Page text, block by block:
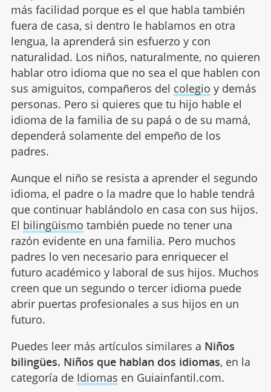
más facilidad porque es el que habla también
fuera de casa, si dentro le hablamos en otra
lengua, la aprenderá sin esfuerzo y con
naturalidad. Los niños, naturalmente, no quieren
hablar otro idioma que no sea el que hablen con
sus amiguitos, compañeros del colegio y demás
personas. Pero si quieres que tu hijo hable el
idioma de la familia de su papá o de su mamá,
dependerá solamente del empeño de los
padres.
Aunque el niño se resista a aprender el segundo
idioma, el padre o la madre que lo hable tendrá
que continuar hablándolo en casa con sus hijos.
El bilingüismo también puede no tener una
razón evidente en una familia. Pero muchos
padres lo ven necesario para enriquecer el
futuro académico y laboral de sus hijos. Muchos
creen que un segundo o tercer idioma puede
abrir puertas profesionales a sus hijos en un
futuro.
Puedes leer más artículos similares a Niños
bilingües. Niños que hablan dos idiomas, en la
categoría de Idiomas en Guiainfantil.com.